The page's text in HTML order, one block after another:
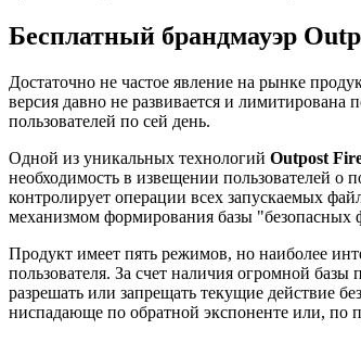
Бесплатный брандмауэр
Достаточно не частое явление на рынке
версия давно не развивается и
пользователей по сей день.
Одной из уникальных технологий Outpost
необходимость в извещении пользователей о
контролирует операции всех запускаемых
механизмом формирования базы "безопасных
Продукт имеет пять режимов, но наиболее
пользователя. За счет наличия огромной
разрешать или запрещать текущие действие
ниспадающе по обратной экспоненте или, по